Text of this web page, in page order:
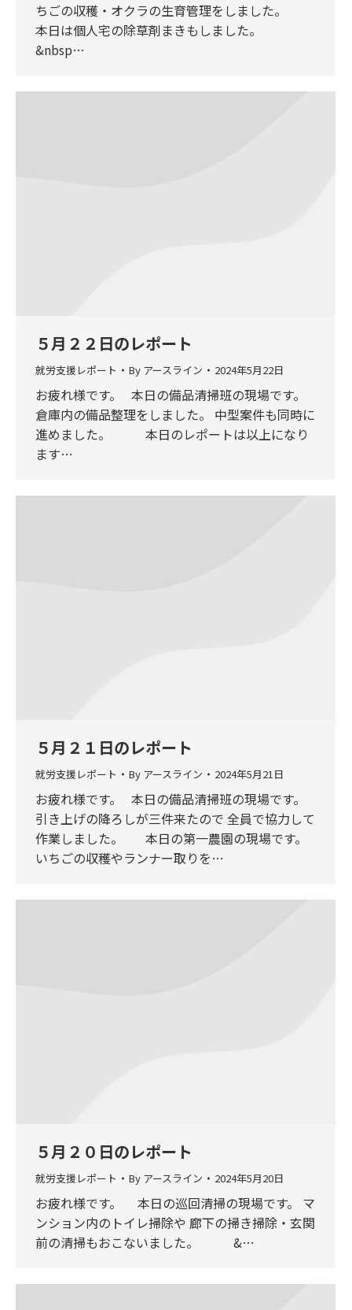
ちごの収穫・オクラの生育管理をしました。
本日は個人宅の除草剤まきもしました。
&nbsp…
５月２２日のレポート
就労支援レポート By アースライン 2024年5月22日
お疲れ様です。 本日の備品清掃班の現場です。
倉庫内の備品整理をしました。 中型案件も同時に
進めました。 本日のレポートは以上になり
ます…
５月２１日のレポート
就労支援レポート By アースライン 2024年5月21日
お疲れ様です。 本日の備品清掃班の現場です。
引き上げの降ろしが三件来たので 全員で協力して
作業しました。 本日の第一農園の現場です。
いちごの収穫やランナー取りを…
５月２０日のレポート
就労支援レポート By アースライン 2024年5月20日
お疲れ様です。 本日の巡回清掃の現場です。 マ
ンション内のトイレ掃除や 廊下の掃き掃除・玄関
前の清掃もおこないました。 &…